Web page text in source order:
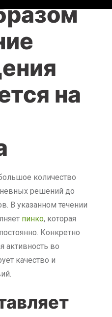
на
количество
решений до
В указанном течении
пинко, которая
Конкретно
активность во
качество и